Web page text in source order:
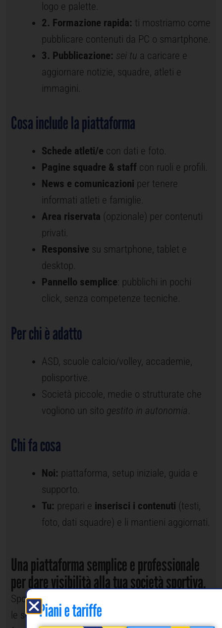
logo e palette.
2. Formazione rapida: ti mostriamo come
pubblicare contenuti da PC o smartphone.
3. Pubblicazione: sei tu a caricare e
aggiornare notizie, squadre, atleti e
immagini.
Cosa include la piattaforma
Schede atleti/e con dati e foto.
Pagine squadre & staff con ruoli e profili.
News e comunicazioni per tenere
informati atleti e famiglie.
Area riservata (opzionale) per contenuti
privati.
Responsive su smartphone, tablet e
desktop.
Pannello semplice: pubblichi in pochi
click, senza competenze tecniche.
Per chi è adatto
ASD, scuole calcio/volley, accademie,
polisportive.
Società piccole, medie o strutturate che
vogliono un sito gestito in autonomia.
Chi fa cosa
Noi: piattaforma, setup iniziale, guida e
supporto.
Tu: prepari e inserisci i contenuti (testi,
foto, dati squadre) e li mantieni aggiornati.
Una piattaforma semplice e professionale
per dare visibilità alla tua società sportiva.
Sport-Team è la soluzione web pensata per tutte
le società sportive che vogliono un sito moderno,
Piani e tariffe